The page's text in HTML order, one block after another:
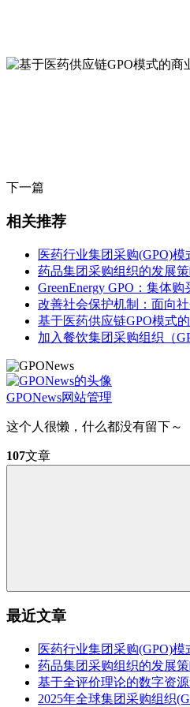
下一篇
相关推荐
医药行业集团采购(GPO)
药品集团采购组织的发展
GreenEnergy GPO：集体
改善社会保护机制：面向
基于医药供应链GPO模式
加入餐饮集团采购组织（
GPONews网站管理
这个人很懒，什么都没有留下～
107文章
最近文章
医药行业集团采购(GPO)
药品集团采购组织的发展
基于全评价理论的数字资
2025年全球集团采购组织